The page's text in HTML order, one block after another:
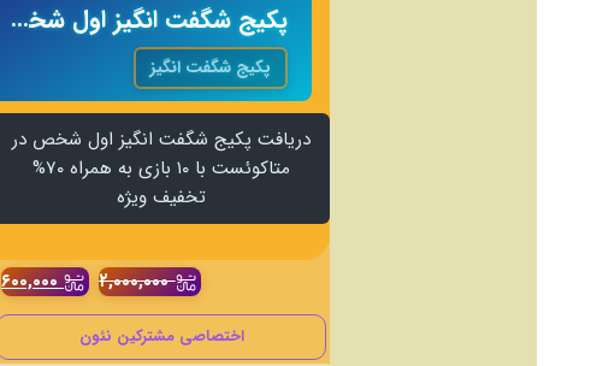
پکیج شگفت انگیز اول شخص
پکیج شگفت انگیز
دریافت پکیج شگفت انگیز اول شخص در
متاکوئست با ۱۰ بازی به همراه ۷۰%
تخفیف ویژه
۲,۰۰۰,۰۰۰ ۶۰۰,۰۰۰
اختصاصی مشترکین نئون